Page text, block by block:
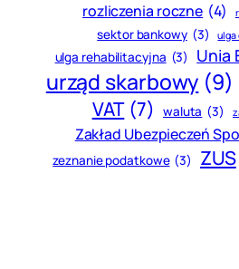
rozliczenia roczne (4)
sektor bankowy (3) ulga
ulga rehabilitacyjna (3) Unia
urząd skarbowy (9)
VAT (7) waluta (3)
Zakład Ubezpieczeń
zeznanie podatkowe (3) ZUS